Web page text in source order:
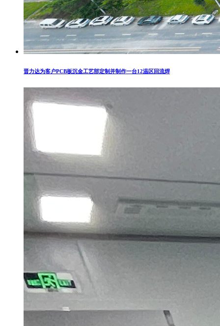
晋力达为客户PCB板沉金工艺部定制并制作一台12温区回流焊